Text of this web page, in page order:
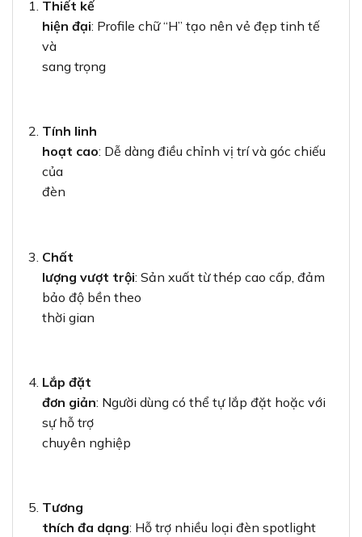
Thiết kế
hiện đại: Profile chữ “H” tạo nên vẻ đẹp tinh tế
và
sang trọng
Tính linh
hoạt cao: Dễ dàng điều chỉnh vị trí và góc chiếu
của
đèn
Chất
lượng vượt trội: Sản xuất từ thép cao cấp, đảm
bảo độ bền theo
thời gian
Lắp đặt
đơn giản: Người dùng có thể tự lắp đặt hoặc với
sự hỗ trợ
chuyên nghiệp
Tương
thích đa dạng: Hỗ trợ nhiều loại đèn spotlight